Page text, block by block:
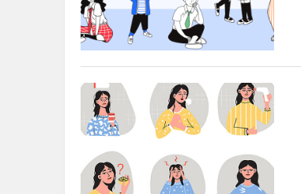
darbą
Prasidėjus
rudens
sezonui,
padaugėjo
įvairiausių
susirgimų,...